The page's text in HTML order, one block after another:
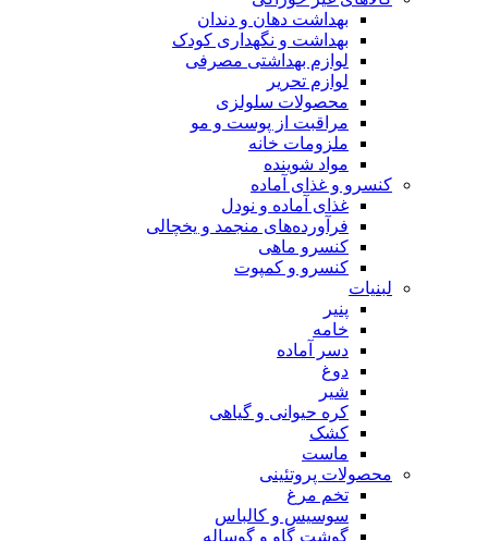
بهداشت دهان و دندان
بهداشت و نگهداری کودک
لوازم بهداشتی مصرفی
لوازم تحریر
محصولات سلولزی
مراقبت از پوست و مو
ملزومات خانه
مواد شوینده
کنسرو و غذای آماده
غذای آماده و نودل
فرآورده‌های منجمد و یخچالی
کنسرو ماهی
کنسرو و کمپوت
لبنیات
پنیر
خامه
دسر آماده
دوغ
شیر
کره حیوانی و گیاهی
کشک
ماست
محصولات پروتئینی
تخم مرغ
سوسیس و کالباس
گوشت گاو و گوساله